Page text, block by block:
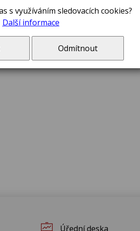
Úřední deska
s využíváním sledovacích cookies?
Další informace
Odmítnout